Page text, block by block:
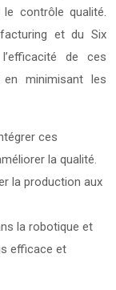
le contrôle qualité.
et du Six
de ces
minimisant les
ces
la qualité.
la production aux
la robotique et
efficace et